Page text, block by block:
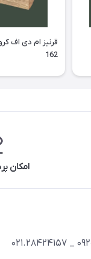
قرنیز ام دی اف
162
امکان